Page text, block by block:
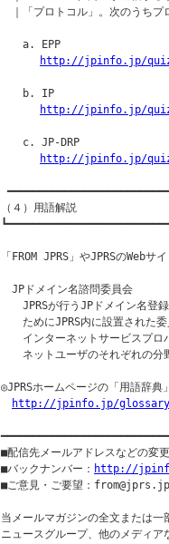
｜「プロトコル」。次のうちプ
a. EPP
http://jpinfo.jp/quiz/
b. IP
http://jpinfo.jp/quiz/
c. JP-DRP
http://jpinfo.jp/quiz/
（４）用語解説
「FROM JPRS」やJPRSのWeb
JPドメイン名諮問委員会
JPRSが行うJPドメイン名登録
ためにJPRS内に設置された委
インターネットサービスプロ
ネットユーザのそれぞれの分
◎JPRSホームページの「用語辞典
http://jpinfo.jp/
■配信先メールアドレスなどの変
■バックナンバー： http://
■ご意見・ご要望：from@jprs.jp
当メールマガジンの全文または
ニュースグループ、他のメディ